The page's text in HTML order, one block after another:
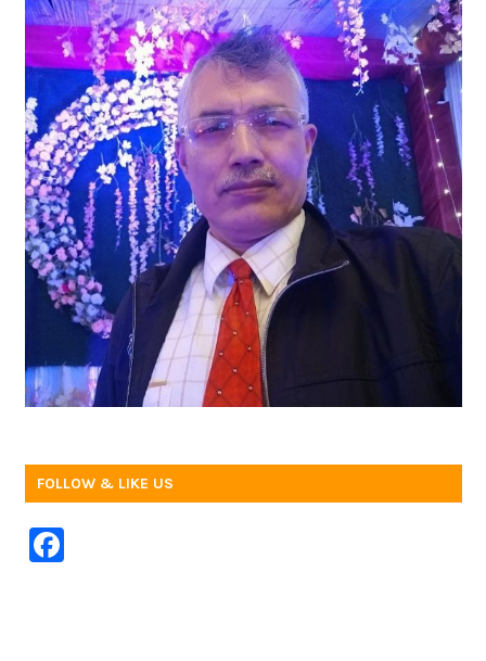
FOLLOW & LIKE US
F